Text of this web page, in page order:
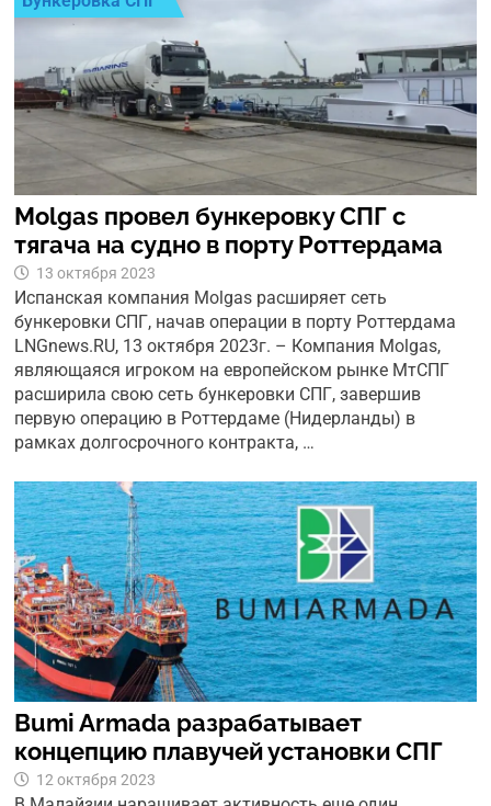
Molgas провел бункеровку СПГ с
тягача на судно в порту Роттердама
13 октября 2023
Испанская компания Molgas расширяет сеть
бункеровки СПГ, начав операции в порту Роттердама
LNGnews.RU, 13 октября 2023г. – Компания Molgas,
являющаяся игроком на европейском рынке МтСПГ
расширила свою сеть бункеровки СПГ, завершив
первую операцию в Роттердаме (Нидерланды) в
рамках долгосрочного контракта, …
Bumi Armada разрабатывает
концепцию плавучей установки СПГ
12 октября 2023